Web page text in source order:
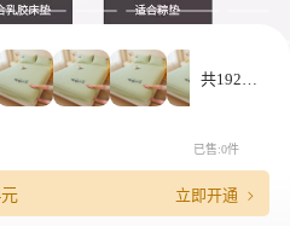
共192款
已售:0件
立即开通